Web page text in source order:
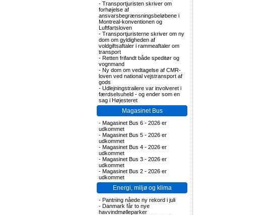
- Transportjuristen skriver om
forhøjelse af
ansvarsbegrænsningsbeløbene i
Montreal-konventionen og
Luftfartsloven
- Transportjuristerne skriver om ny
dom om gyldigheden af
voldgiftsaftaler i rammeaftaler om
transport
- Retten frifandt både speditør og
vognmand
- Ny dom om vedtagelse af CMR-
loven ved national vejstransport af
gods
- Udlejningstrailere var involveret i
færdselsuheld - og ender som en
sag i Højesteret
Magasinet Bus
- Magasinet Bus 6 - 2026 er
udkommet
- Magasinet Bus 5 - 2026 er
udkommet
- Magasinet Bus 4 - 2026 er
udkommet
- Magasinet Bus 3 - 2026 er
udkommet
- Magasinet Bus 2 - 2026 er
udkommet
Energi, miljø og klima
- Pantning nåede ny rekord i juli
- Danmark får to nye
havvindmølleparker